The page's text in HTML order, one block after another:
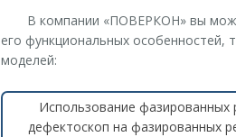
В компании «ПОВЕРКОН» вы
его функциональных особенностей,
моделей:
Использование фазированных
дефектоскоп на фазированных